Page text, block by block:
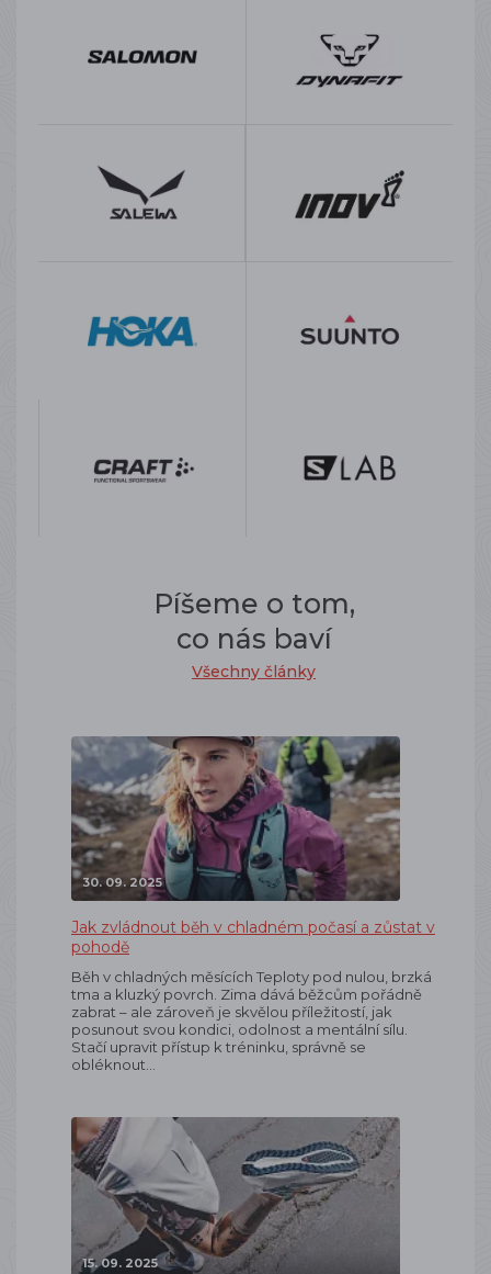
Píšeme o tom,
co nás baví
Všechny články
30. 09. 2025
Jak zvládnout běh v chladném počasí a zůstat v
pohodě
Běh v chladných měsících Teploty pod nulou, brzká
tma a kluzký povrch. Zima dává běžcům pořádně
zabrat – ale zároveň je skvělou příležitostí, jak
posunout svou kondici, odolnost a mentální sílu.
Stačí upravit přístup k tréninku, správně se
obléknout…
15. 09. 2025